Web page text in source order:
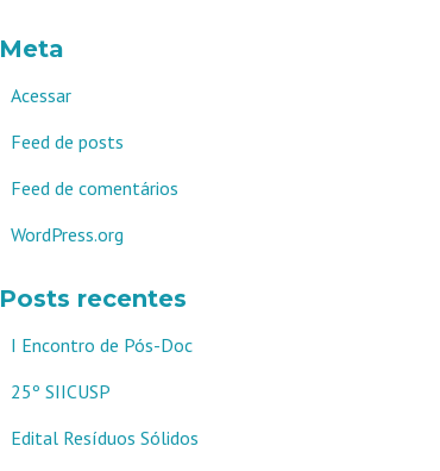
Meta
Acessar
Feed de posts
Feed de comentários
WordPress.org
Posts recentes
I Encontro de Pós-Doc
25º SIICUSP
Edital Resíduos Sólidos